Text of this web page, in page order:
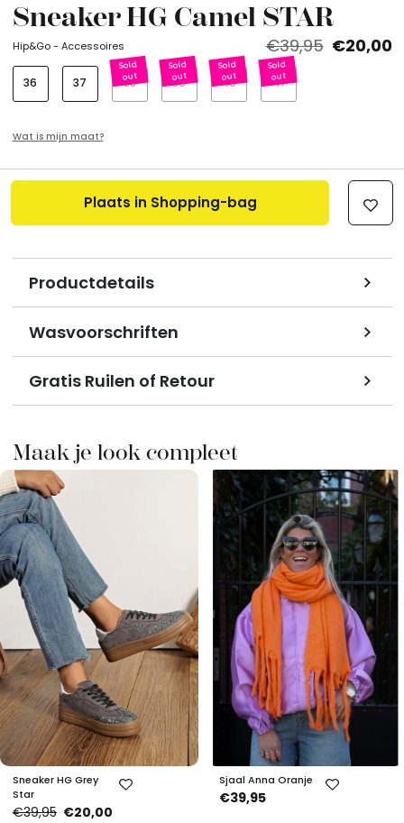
Sneaker HG Camel STAR
Hip&Go - Accessoires €39,95 €20,00
36 37 38 39 40 41
Wat is mijn maat?
Productdetails
Wasvoorschriften
Gratis Ruilen of Retour
Plaats in Shopping-bag
Maak je look compleet
Sneaker HG Grey
Star
€39,95 €20,00
Sjaal Anna Oranje
€39,95